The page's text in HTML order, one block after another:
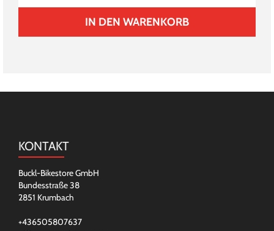
IN DEN WARENKORB
KONTAKT
Buckl-Bikestore GmbH
Bundesstraße 38
2851 Krumbach
+436505807637